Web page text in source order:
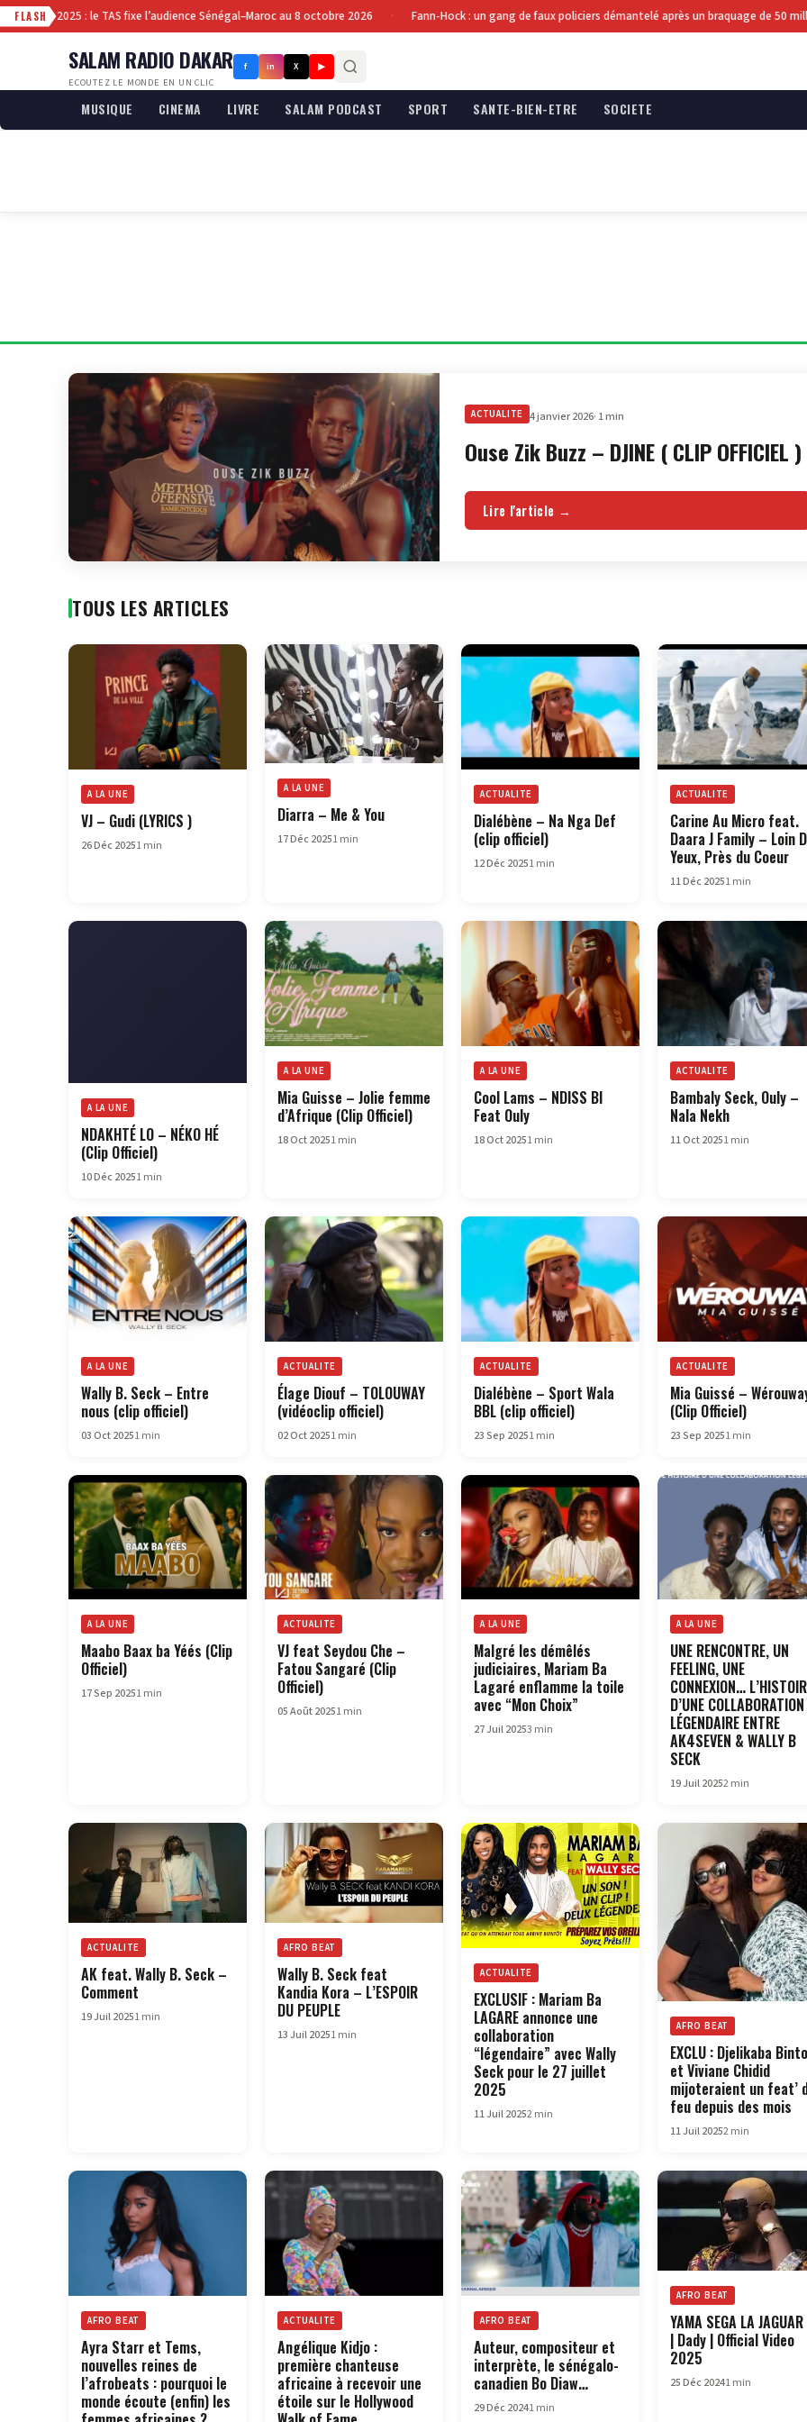
FLASH
CAN 2025 : le TAS fixe l’audience Sénégal–Maroc au 8 octobre 2026 Fann-Hock : un gang de faux policiers démantelé après un braquage de 50
SALAM RADIO DAKAR
ECOUTEZ LE MONDE EN UN CLIC
f in X ▶
MUSIQUE CINEMA LIVRE SALAM PODCAST SPORT SANTE-BIEN-ETRE SOCIETE
ACTUALITE 4 janvier 2026· 1 min
Ouse Zik Buzz – DJINE ( CLIP OFFICIEL )
Lire l'article →
TOUS LES ARTICLES
A LA UNE
VJ – Gudi (LYRICS )
26 Déc 20251 min
A LA UNE
Diarra – Me & You
17 Déc 20251 min
ACTUALITE
Dialébène – Na Nga Def
(clip officiel)
12 Déc 20251 min
ACTUALITE
Carine Au Micro feat.
Daara J Family – Loin
Yeux, Près du Coeur
11 Déc 20251 min
A LA UNE
NDAKHTÉ LO – NÉKO HÉ
(Clip Officiel)
10 Déc 20251 min
A LA UNE
Mia Guisse – Jolie femme
d’Afrique (Clip Officiel)
18 Oct 20251 min
A LA UNE
Cool Lams – NDISS BI
Feat Ouly
18 Oct 20251 min
ACTUALITE
Bambaly Seck, Ouly –
Nala Nekh
11 Oct 20251 min
A LA UNE
Wally B. Seck – Entre
nous (clip officiel)
03 Oct 20251 min
ACTUALITE
Élage Diouf – TOLOUWAY
(vidéoclip officiel)
02 Oct 20251 min
ACTUALITE
Dialébène – Sport Wala
BBL (clip officiel)
23 Sep 20251 min
ACTUALITE
Mia Guissé –
(Clip Officiel)
23 Sep 20251 min
A LA UNE
Maabo Baax ba Yéés (Clip
Officiel)
17 Sep 20251 min
ACTUALITE
VJ feat Seydou Che –
Fatou Sangaré (Clip
Officiel)
05 Août 20251 min
A LA UNE
Malgré les démêlés
judiciaires, Mariam Ba
Lagaré enflamme la toile
avec “Mon Choix”
27 Juil 20253 min
A LA UNE
UNE RENCONTRE, UN
FEELING, UNE
CONNEXION…
D’UNE COLLABORATION
LÉGENDAIRE ENTRE
AK4SEVEN & WALLY B
SECK
19 Juil 20252 min
ACTUALITE
AK feat. Wally B. Seck –
Comment
19 Juil 20251 min
AFRO BEAT
Wally B. Seck feat
Kandia Kora – L’ESPOIR
DU PEUPLE
13 Juil 20251 min
ACTUALITE
EXCLUSIF : Mariam Ba
LAGARE annonce une
collaboration
“légendaire” avec Wally
Seck pour le 27 juillet
2025
11 Juil 20252 min
AFRO BEAT
EXCLU : Djelikaba
et Viviane Chidid
mijoteraient un feat’
feu depuis des mois
11 Juil 20252 min
AFRO BEAT
Ayra Starr et Tems,
nouvelles reines de
l’afrobeats : pourquoi le
monde écoute (enfin) les
ACTUALITE
Angélique Kidjo :
première chanteuse
africaine à recevoir une
étoile sur le Hollywood
AFRO BEAT
Auteur, compositeur et
interprète, le sénégalo-
canadien Bo Diaw…
29 Déc 20241 min
AFRO BEAT
YAMA SEGA LA
| Dady | Official Video
2025
25 Déc 20241 min